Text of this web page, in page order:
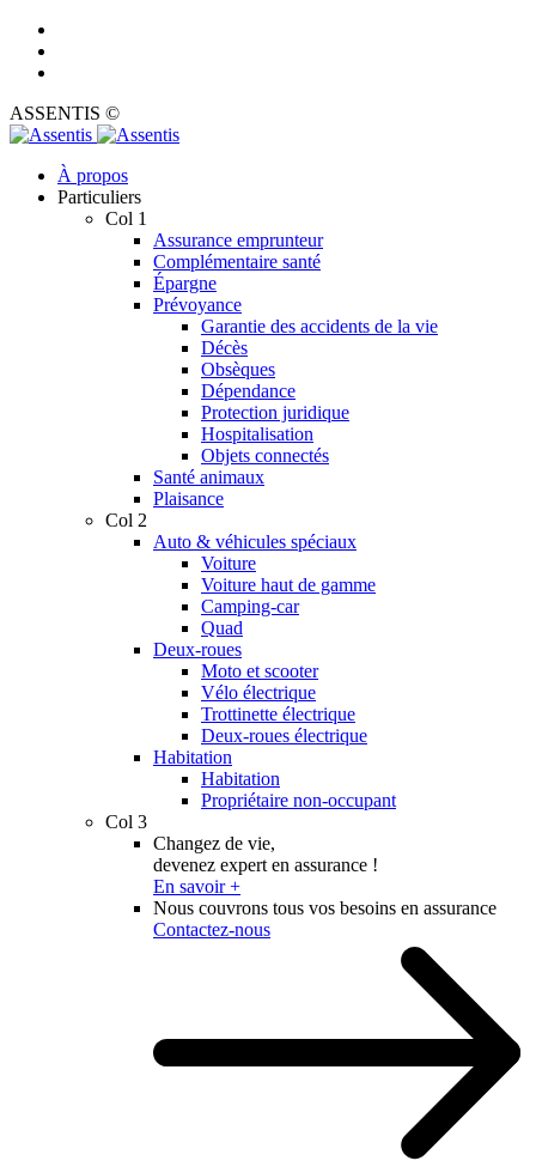
ASSENTIS ©
À propos
Particuliers
Col 1
Assurance emprunteur
Complémentaire santé
Épargne
Prévoyance
Garantie des accidents de la vie
Décès
Obsèques
Dépendance
Protection juridique
Hospitalisation
Objets connectés
Santé animaux
Plaisance
Col 2
Auto & véhicules spéciaux
Voiture
Voiture haut de gamme
Camping-car
Quad
Deux-roues
Moto et scooter
Vélo électrique
Trottinette électrique
Deux-roues électrique
Habitation
Habitation
Propriétaire non-occupant
Col 3
Changez de vie,
devenez expert en assurance !
En savoir +
Nous couvrons tous vos besoins en assurance
Contactez-nous